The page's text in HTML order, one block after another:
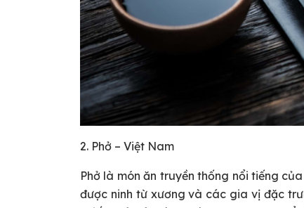
2. Phở – Việt Nam
Phở là món ăn truyền thống nổi tiếng
được ninh từ xương và các gia vị đặc